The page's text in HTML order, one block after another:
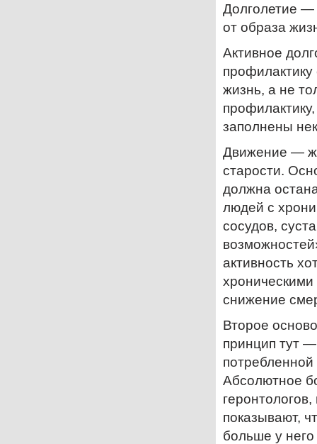
Долголетие —
от образа
Активное
жизнь, а не
заполнены
Движение —
старости.
должна
людей с
сосудов,
активность
снижение
Второе
принцип тут
Абсолютное
показывают,
больше у